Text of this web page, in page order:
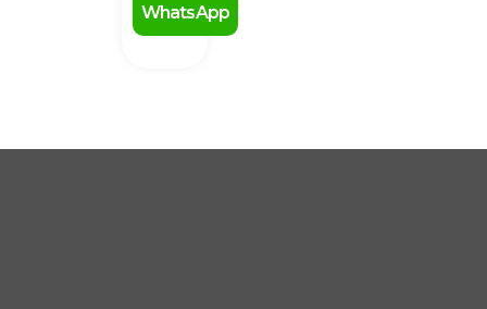
WhatsApp